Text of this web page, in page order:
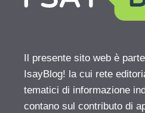
Il presente sito web è
IsayBlog! la cui rete
tematici di informazione
contano sul contributo di